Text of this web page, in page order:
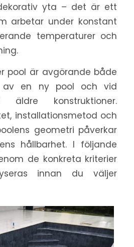
yta – det är ett
arbetar under konstant
temperaturer och
pool är avgörande både
av en ny pool och vid
äldre konstruktioner.
installationsmetod och
geometri påverkar
hållbarhet. I följande
de konkreta kriterier
innan du väljer